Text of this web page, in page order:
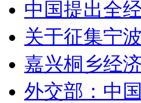
中国提出全
关于征集宁
嘉兴桐乡经
外交部：中